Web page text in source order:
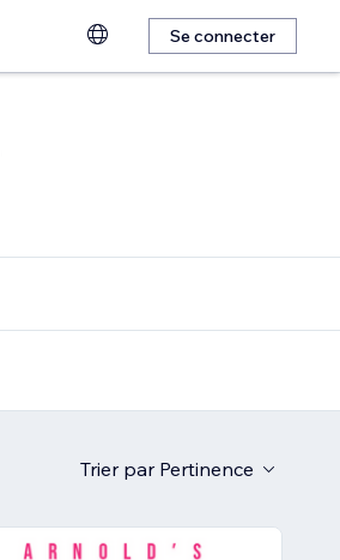
Se connecter
Trier par Pertinence